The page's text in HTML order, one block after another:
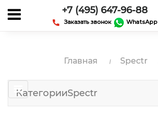
+7 (495) 647-96-88
Заказать звонок WhatsApp
Главная Spectr
КатегорииSpectr